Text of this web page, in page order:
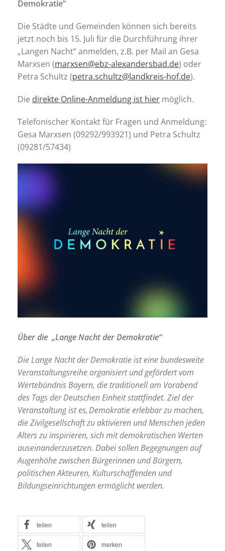
Demokratie“
Die Städte und Gemeinden können sich bereits
jetzt noch bis 15. Juli für die Durchführung ihrer
„Langen Nacht“ anmelden, z.B. per Mail an Gesa
Marxsen (marxsen@ebz-alexandersbad.de) oder
Petra Schultz (petra.schultz@landkreis-hof.de).
Die direkte Online-Anmeldung ist hier möglich.
Telefonischer Kontakt für Fragen und Anmeldung:
Gesa Marxsen (09292/993921) und Petra Schultz
(09281/57434)
Über die „Lange Nacht der Demokratie“
Die Lange Nacht der Demokratie ist eine bundesweite
Veranstaltungsreihe organisiert und gefördert vom
Wertebündnis Bayern, die traditionell am Vorabend
des Tags der Deutschen Einheit stattfindet. Ziel der
Veranstaltung ist es, Demokratie erlebbar zu machen,
die Zivilgesellschaft zu aktivieren und Menschen jeden
Alters zu inspirieren, sich mit demokratischen Werten
auseinanderzusetzen. Dabei sollen Begegnungen auf
Augenhöhe zwischen Bürgerinnen und Bürgern,
politischen Akteuren, Kulturschaffenden und
Bildungseinrichtungen ermöglicht werden.
teilen teilen
teilen merken